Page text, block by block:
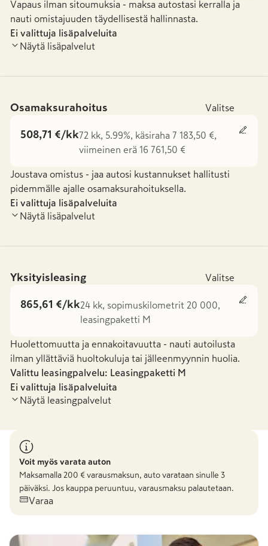
Vapaus ilman sitoumuksia - maksa autostasi kerralla ja
nauti omistajuuden täydellisestä hallinnasta.
Ei valittuja lisäpalveluita
Näytä lisäpalvelut
Osamaksurahoitus Valitse
508,71 €/kk72 kk, 5.99%, käsiraha 7 183,50 €,
viimeinen erä 16 761,50 €
Joustava omistus - jaa autosi kustannukset hallitusti
pidemmälle ajalle osamaksurahoituksella.
Ei valittuja lisäpalveluita
Näytä lisäpalvelut
Yksityisleasing Valitse
865,61 €/kk24 kk, sopimuskilometrit 20 000,
leasingpaketti M
Huolettomuutta ja ennakoitavuutta - nauti autoilusta
ilman yllättäviä huoltokuluja tai jälleenmyynnin huolia.
Valittu leasingpalvelu: Leasingpaketti M
865,61 €
Ei valittuja lisäpalveluita
Näytä leasingpalvelut
Voit myös varata auton
Maksamalla 200 € varausmaksun, auto varataan sinulle 3
päiväksi. Jos kauppa peruuntuu, varausmaksu palautetaan.
Varaa